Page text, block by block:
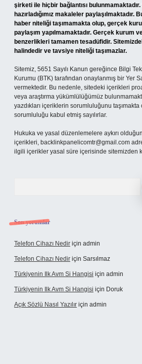
şirketi ile hiçbir bağlantısı
hazırladığımız makaleler
haber niteliği taşımamakta olup, gerçek
paylaşım yapılmamaktadır. Gerçek kurum
benzerlikleri tamamen tesadüfidir.
halindedir ve tavsiye niteliği taşımazlar.
Sitemiz, 5651 Sayılı Kanun gereğince Bilgi
Kurumu (BTK) tarafından onaylanmış bir Yer
vermektedir. Bu nedenle, sitedeki içerikleri
veya araştırma yükümlülüğümüz
yazdıkları içeriklerin sorumluluğunu
sorumluluğu kabul etmiş sayılırlar.
Hukuka ve yasal düzenlemelere aykırı
içerikleri, backlinkpanelicomtr@gmail.com
ilgili içerikler yasal süre içerisinde sitemizden
Son yorumlar
Telefon Cihazı Nedir için admin
Telefon Cihazı Nedir için Sarsılmaz
Türkiyenin Ilk Avm Si Hangisi için admin
Türkiyenin Ilk Avm Si Hangisi için Doruk
Açık Sözlü Nasıl Yazılır için admin